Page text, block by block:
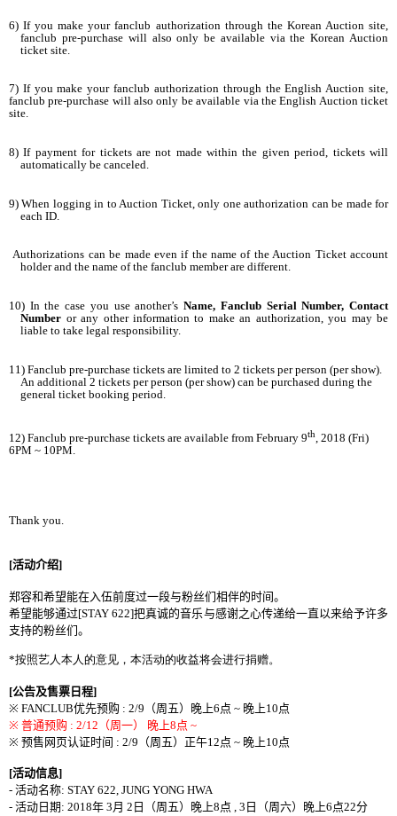
6) If you make your fanclub authorization through the Korean Auction site,
fanclub pre-purchase will also only be available via the Korean Auction
ticket site.
7) If you make your fanclub authorization through the English Auction site,
fanclub pre-purchase will also only be available via the English Auction ticket
site.
8) If payment for tickets are not made within the given period, tickets will
automatically be canceled.
9) When logging in to Auction Ticket, only one authorization can be made for
each ID.
Authorizations can be made even if the name of the Auction Ticket account
holder and the name of the fanclub member are different.
10) In the case you use another’sName, Fanclub Serial Number, Contact
Number or any other information to make an authorization, you may be
liable to take legal responsibility.
11) Fanclub pre-purchase tickets are limited to 2 tickets per person (per show).
An additional 2 tickets per person (per show) can be purchased during the
general ticket booking period.
12) Fanclub pre-purchase tickets are available from February 9th , 2018 (Fri)
6PM ~ 10PM.
Thank you.
[活动介绍]
郑容和希望能在入伍前度过一段与粉丝们相伴的时间。
希望能够通过[STAY 622]把真诚的音乐与感谢之心传递给一直以来给予许多
支持的粉丝们。
*按照艺人本人的意见，本活动的收益将会进行捐赠。
[公告及售票日程]
※ FANCLUB优先预购 : 2/9 （周五） 晚上6点 ~ 晚上10点
※ 普通预购 : 2/12 （周一） 晚上8点 ~
※ 预售网页认证时间 : 2/9 （周五） 正午12点 ~ 晚上10点
[活动信息]
- 活动名称: STAY 622, JUNG YONG HWA
- 活动日期: 2018年 3月 2 日 （周五） 晚上8点 , 3 日 （周六） 晚上6点22分